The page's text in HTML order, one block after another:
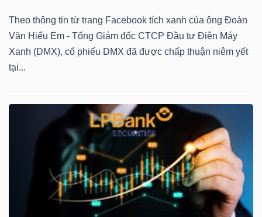
Theo thông tin từ trang Facebook tích xanh của ông Đoàn
Văn Hiểu Em - Tổng Giám đốc CTCP Đầu tư Điện Máy
Xanh (DMX), cổ phiếu DMX đã được chấp thuận niêm yết
tại...
NGHỆ